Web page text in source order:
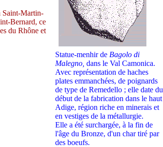
Saint-Martin-
Bernard, ce
du Rhône et
Statue-menhir de Bagolo di
Malegno, dans le Val Camonica.
Avec représentation de haches
plates emmanchées, de poignards
de type de Remedello ; elle date du
début de la fabrication dans le haut
Adige, région riche en minerais et
en vestiges de la métallurgie.
Elle a été surchargée, à la fin de
l'âge du Bronze, d'un char tiré par
des boeufs.